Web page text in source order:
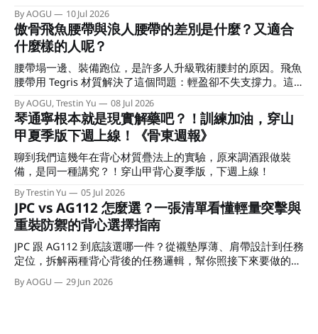
By AOGU 10 Jul 2026
傲骨飛魚腰帶與浪人腰帶的差別是什麼？又適合
什麼樣的人呢？
腰帶塌一邊、裝備跑位，是許多人升級戰術腰封的原因。飛魚
腰帶用 Tegris 材質解決了這個問題：輕盈卻不失支撐力。這
By AOGU, Trestin Yu 08 Jul 2026
琴通寧根本就是現實解藥吧？！訓練加油，穿山
甲夏季版下週上線！《骨東週報》
聊到我們這幾年在背心材質疊法上的實驗，原來調酒跟做裝
備，是同一種講究？！穿山甲背心夏季版，下週上線！
By Trestin Yu 05 Jul 2026
JPC vs AG112 怎麼選？一張清單看懂輕量突擊與
重裝防禦的背心選擇指南
JPC 跟 AG112 到底該選哪一件？從襯墊厚薄、肩帶設計到任務
定位，拆解兩種背心背後的任務邏輯，幫你照接下來要做的
By AOGU 29 Jun 2026